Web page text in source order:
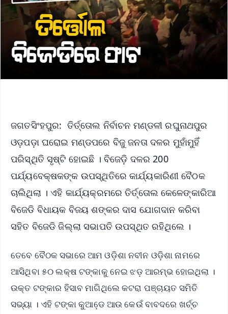
ଜଗତସିଂହପୁର: ତିର୍ତ୍ତୋଲ ନିର୍ବାଚନ ମଣ୍ଡଳୀ ରଘୁନାଥପୁର
ଓଡ଼ପଡ଼ା ଘରୋଇ ମଣ୍ଡପରେ ବିଜୁ ଜନତା ଦଳର ମୁହାଁମୁହିଁ
ପରିସ୍ଥିତି ସୃଷ୍ଟି ହୋଇଛି । ବିଜେଡ଼ି ଦଳର 200
ପର୍ଯ୍ୟବେକ୍ଷକଙ୍କ ଉପସ୍ଥିତିରେ କାର୍ଯ୍ୟକାରିଣୀ ବୈଠକ
ଚାଲିଥିଲା । ଏହି କାର୍ଯ୍ୟକ୍ରମରେ ତିର୍ତ୍ତୋଲ କେଳେଙ୍କାରିଆ
ବିଜେଡି ବିଧାୟକ ବିଜୟ ଶଙ୍କର ଦାସ ଯୋଗଦାନ କରିବା
ସହିତ ବିଜେଡି ଜିଲ୍ଲା ସଭାପତି ଉପସ୍ଥିତ ରହିଥିଲେ ।
ତେବେ ବୈଠକ ସଭାରେ ଆମ ଓଡ଼ିଶା ନବୀନ ଓଡ଼ିଶା ନାମରେ
ଆସିଥିବା ୫୦ ଲକ୍ଷ ଟଙ୍କାକୁ ନେଇ ଝଡ଼ ଆରମ୍ଭ ହୋଇଥିଲା ।
ଉକ୍ତ ଟଙ୍କାର ହିସାବ ମାଗିଥିଲେ କଟରା ପଞ୍ଚାୟତ ସମିତି
ସଭ୍ୟା । ଏହି ଟଙ୍କା କୁଆଡେ଼ ଆଉ କେଉଁ ବାବଦରେ ଖର୍ଚ୍ଚ